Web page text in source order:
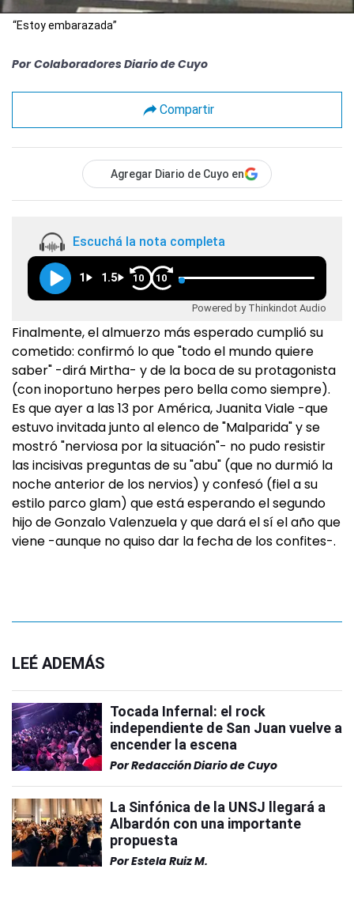
“Estoy embarazada”
Por Colaboradores Diario de Cuyo
Compartir
Agregar Diario de Cuyo en
Escuchá la nota completa
1 1.5 10 10
Powered by Thinkindot Audio
Finalmente, el almuerzo más esperado cumplió su
cometido: confirmó lo que "todo el mundo quiere
saber" -dirá Mirtha- y de la boca de su protagonista
(con inoportuno herpes pero bella como siempre).
Es que ayer a las 13 por América, Juanita Viale -que
estuvo invitada junto al elenco de "Malparida" y se
mostró "nerviosa por la situación"- no pudo resistir
las incisivas preguntas de su "abu" (que no durmió la
noche anterior de los nervios) y confesó (fiel a su
estilo parco glam) que está esperando el segundo
hijo de Gonzalo Valenzuela y que dará el sí el año que
viene -aunque no quiso dar la fecha de los confites-.
LEÉ ADEMÁS
Tocada Infernal: el rock
independiente de San Juan vuelve a
encender la escena
PorRedacción Diario de Cuyo
La Sinfónica de la UNSJ llegará a
Albardón con una importante
propuesta
PorEstela Ruiz M.